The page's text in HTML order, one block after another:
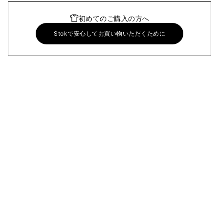
初めてのご購入の方へ
Stokで安心してお買い物いただくために